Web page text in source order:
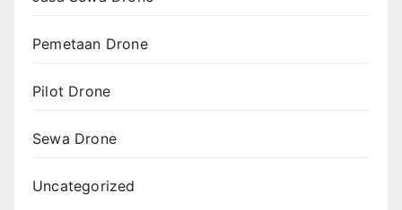
Pemetaan Drone
Pilot Drone
Sewa Drone
Uncategorized